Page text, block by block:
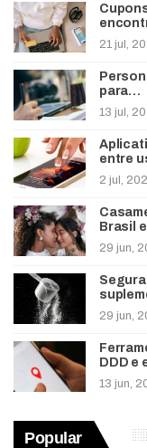
21 jul,
para…
13 jul,
entre
2 jul,
Brasil
29 jun,
29 jun,
DDD e
13 jun,
Popular